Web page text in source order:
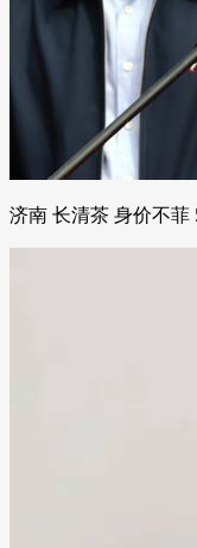
济南 长清茶 身价不菲